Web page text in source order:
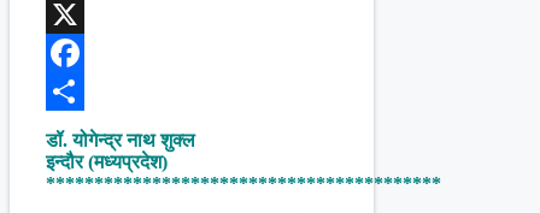
WhatsApp
X
Facebook
Share
डॉ. योगेन्द्र नाथ शुक्ल
इन्दौर (मध्यप्रदेश)
*****************************************